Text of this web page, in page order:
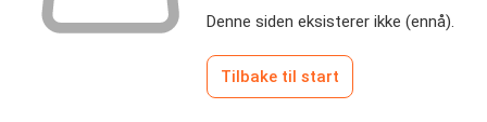
Denne siden eksisterer ikke (ennå).
Tilbake til start